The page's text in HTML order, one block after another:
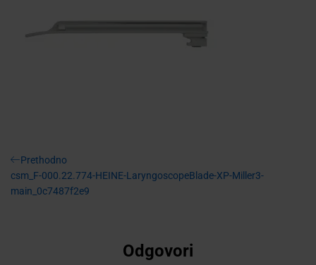
Navigacija
objava
Previous
Post
Prethodno
csm_F-000.22.774-HEINE-LaryngoscopeBlade-XP-Miller3-
main_0c7487f2e9
Odgovori